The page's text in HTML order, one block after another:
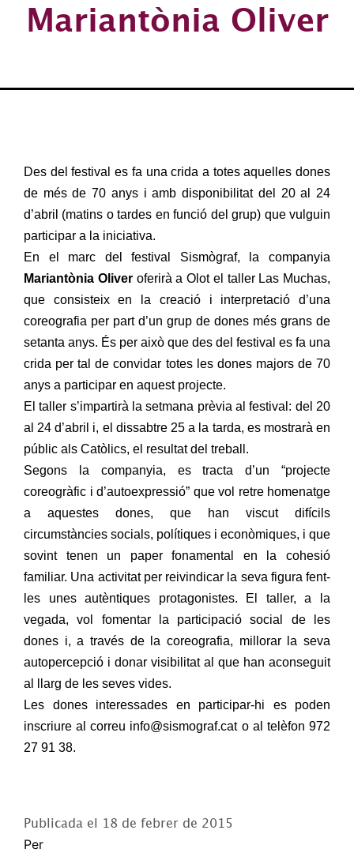
Mariantònia Oliver
Des del festival es fa una crida a totes aquelles dones
de més de 70 anys i amb disponibilitat del 20 al 24
d’abril (matins o tardes en funció del grup) que vulguin
participar a la iniciativa.
En el marc del festival Sismògraf, la companyia
Mariantònia Oliveroferirà a Olot el taller Las Muchas,
que consisteix en la creació i interpretació d’una
coreografia per part d’un grup de dones més grans de
setanta anys. És per això que des del festival es fa una
crida per tal de convidar totes les dones majors de 70
anys a participar en aquest projecte.
El taller s’impartirà la setmana prèvia al festival: del 20
al 24 d’abril i, el dissabtre 25 a la tarda, es mostrarà en
públic als Catòlics, el resultat del treball.
Segons la companyia, es tracta d’un “projecte
coreogràfic i d’autoexpressió” que vol retre homenatge
a aquestes dones, que han viscut difícils
circumstàncies socials, polítiques i econòmiques, i que
sovint tenen un paper fonamental en la cohesió
familiar. Una activitat per reivindicar la seva figura fent-
les unes autèntiques protagonistes. El taller, a la
vegada, vol fomentar la participació social de les
dones i, a través de la coreografia, millorar la seva
autopercepció i donar visibilitat al que han aconseguit
al llarg de les seves vides.
Les dones interessades en participar-hi es poden
inscriure al correu info@sismograf.cat o al telèfon 972
27 91 38.
Publicada el 18 de febrer de 2015
Per